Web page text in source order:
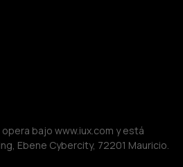
bajo www.iux.com y está
Ebene Cybercity, 72201 Mauricio.